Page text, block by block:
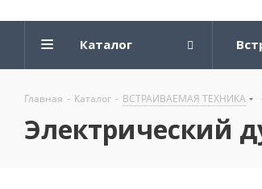
Каталог
Главная - Каталог - ВСТРАИВАЕМАЯ ТЕХНИКА -
Электрический